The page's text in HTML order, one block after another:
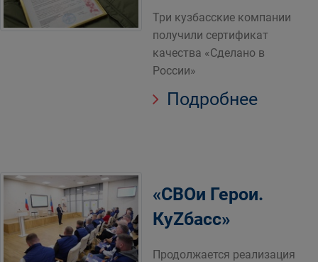
Три кузбасские компании
получили сертификат
качества «Сделано в
России»
Подробнее
«СВОи Герои.
КуZбасс»
Продолжается реализация